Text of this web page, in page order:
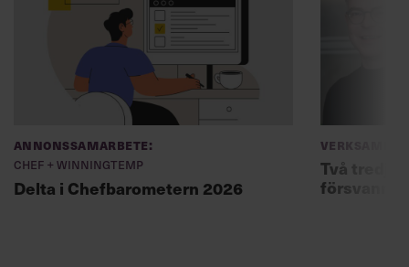
Annonssamarbete:
Chef + Winningtemp
Delta i Chefbarometern 2026
Två
försvann